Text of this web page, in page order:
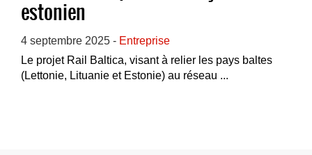
estonien
4 septembre 2025 - Entreprise
Le projet Rail Baltica, visant à relier les pays baltes
(Lettonie, Lituanie et Estonie) au réseau ...